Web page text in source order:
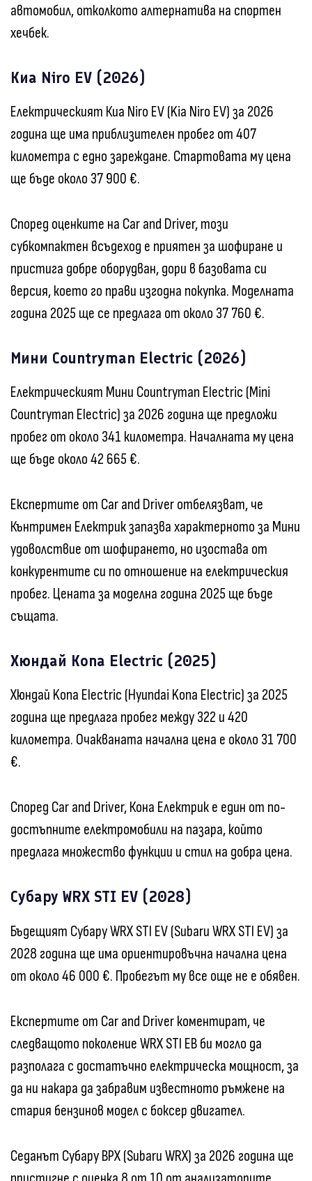
автомобил, отколкото алтернатива на спортен
хечбек.
Киа Niro EV (2026)
Електрическият Киа Niro EV (Kia Niro EV) за 2026
година ще има приблизителен пробег от 407
километра с едно зареждане. Стартовата му цена
ще бъде около 37 900 €.
Според оценките на Car and Driver, този
субкомпактен всъдеход е приятен за шофиране и
пристига добре оборудван, дори в базовата си
версия, което го прави изгодна покупка. Моделната
година 2025 ще се предлага от около 37 760 €.
Мини Countryman Electric (2026)
Електрическият Мини Countryman Electric (Mini
Countryman Electric) за 2026 година ще предложи
пробег от около 341 километра. Началната му цена
ще бъде около 42 665 €.
Експертите от Car and Driver отбелязват, че
Кънтримен Електрик запазва характерното за Мини
удоволствие от шофирането, но изостава от
конкурентите си по отношение на електрическия
пробег. Цената за моделна година 2025 ще бъде
същата.
Хюндай Kona Electric (2025)
Хюндай Kona Electric (Hyundai Kona Electric) за 2025
година ще предлага пробег между 322 и 420
километра. Очакваната начална цена е около 31 700
€.
Според Car and Driver, Кона Електрик е един от по-
достъпните електромобили на пазара, който
предлага множество функции и стил на добра цена.
Субару WRX STI EV (2028)
Бъдещият Субару WRX STI EV (Subaru WRX STI EV) за
2028 година ще има ориентировъчна начална цена
от около 46 000 €. Пробегът му все още не е обявен.
Експертите от Car and Driver коментират, че
следващото поколение WRX STI ЕВ би могло да
разполага с достатъчно електрическа мощност, за
да ни накара да забравим известното ръмжене на
стария бензинов модел с боксер двигател.
Седанът Субару ВРХ (Subaru WRX) за 2026 година ще